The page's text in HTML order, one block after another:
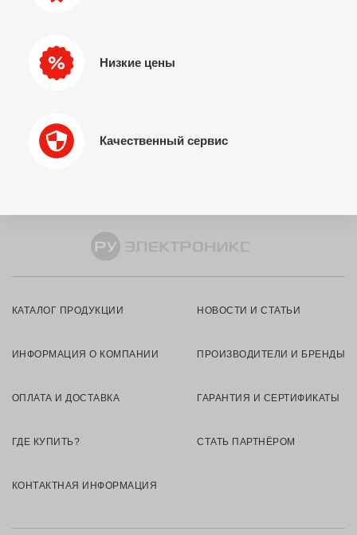
Низкие цены
Качественный сервис
КАТАЛОГ ПРОДУКЦИИ НОВОСТИ И СТАТЬИ
ИНФОРМАЦИЯ О КОМПАНИИ ПРОИЗВОДИТЕЛИ И БРЕНДЫ
ОПЛАТА И ДОСТАВКА ГАРАНТИЯ И СЕРТИФИКАТЫ
ГДЕ КУПИТЬ? СТАТЬ ПАРТНЁРОМ
КОНТАКТНАЯ ИНФОРМАЦИЯ